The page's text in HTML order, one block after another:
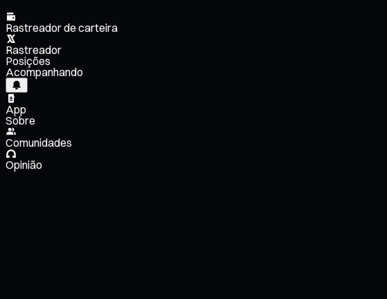
Rastreador de carteira
Rastreador
Posições
Acompanhando
App
Sobre
Comunidades
Opinião